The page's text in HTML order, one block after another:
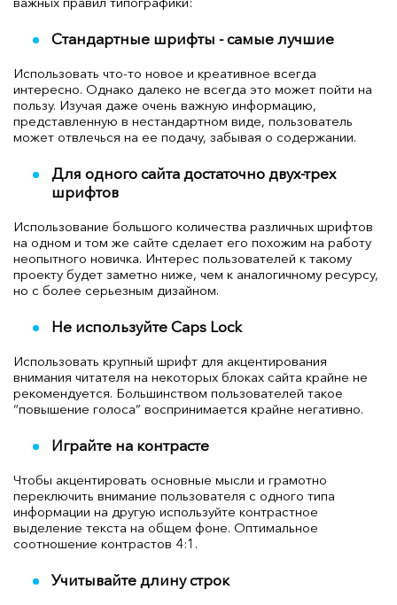
Стандартные шрифты - самые лучшие
Использовать что-то новое и креативное всегда
интересно. Однако далеко не всегда это может пойти на
пользу. Изучая даже очень важную информацию,
представленную в нестандартном виде, пользователь
может отвлечься на ее подачу, забывая о содержании.
Для одного сайта достаточно двух-трех
шрифтов
Использование большого количества различных шрифтов
на одном и том же сайте сделает его похожим на работу
неопытного новичка. Интерес пользователей к такому
проекту будет заметно ниже, чем к аналогичному ресурсу,
но с более серьезным дизайном.
Не используйте Caps Lock
Использовать крупный шрифт для акцентирования
внимания читателя на некоторых блоках сайта крайне не
рекомендуется. Большинством пользователей такое
“повышение голоса” воспринимается крайне негативно.
Играйте на контрасте
Чтобы акцентировать основные мысли и грамотно
переключить внимание пользователя с одного типа
информации на другую используйте контрастное
выделение текста на общем фоне. Оптимальное
соотношение контрастов 4:1.
Учитывайте длину строк